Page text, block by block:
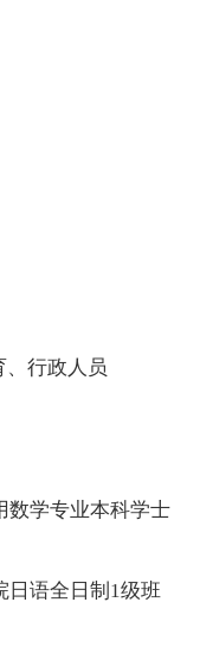
行政人员
数学专业本科学士
日语全日制1级班